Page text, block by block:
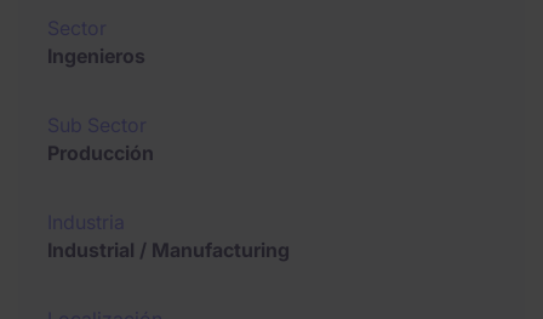
Ingenieros
Producción
Industrial / Manufacturing